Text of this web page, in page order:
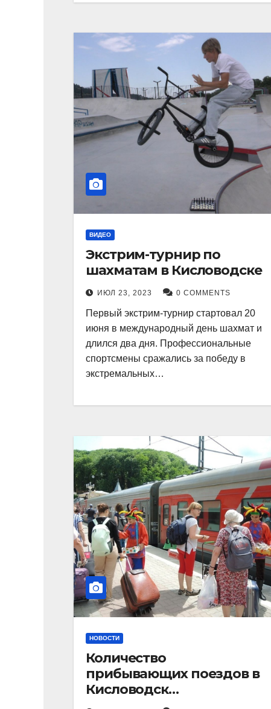
ВИДЕО
Экстрим-турнир по
шахматам в Кисловодске
ИЮЛ 23, 2023 0 COMMENTS
Первый экстрим-турнир стартовал 20
июня в международный день шахмат и
длился два дня. Профессиональные
спортсмены сражались за победу в
экстремальных…
НОВОСТИ
Количество
прибывающих поездов в
Кисловодск
стремительно